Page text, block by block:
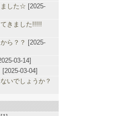
ました☆ [2025-
てきました!!!!!
ら？？ [2025-
03-14]
[2025-03-04]
いでしょうか？